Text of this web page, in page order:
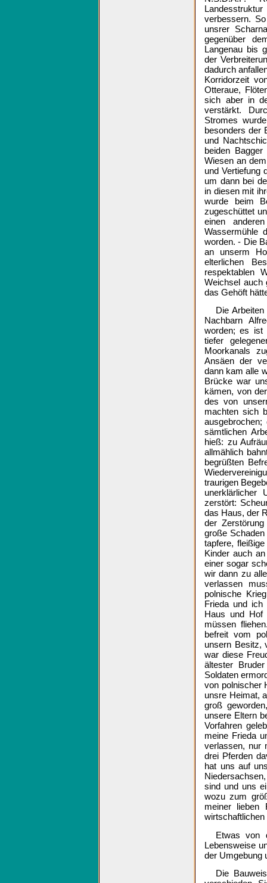
verbessern.
unsrer
gegenüber
Langenau bis
der
dadurch
Korridorzeit
Otteraue,
sich aber in
verstärkt.
Stromes
besonders der
und
beiden
Wiesen an
und Vertiefung
um dann bei
in diesen mit
wurde beim
zugeschüttet
einen
Wassermühle
worden. - Die
an unserm
elterlichen
respektablen
Weichsel auch
das Gehöft
Die
Nachbarn
worden; es ist
tiefer
Moorkanals
Ansäen der
dann kam alle
Brücke war
kämen, von
des von
machten sich
sämtlichen
hieß: zu
allmählich
begrüßten
traurigen
unerklärlicher
zerstört:
das Haus, der
der
große
tapfere,
Kinder auch
einer sogar
wir dann zu
verlassen
polnische
Frieda und
Haus und Hof
müssen
befreit vom
unsern Besitz,
war diese
ältester
Soldaten
von polnischer
unsre Heimat,
groß
unsere Eltern
Vorfahren
meine Frieda
verlassen, nur
drei Pferden
hat uns auf
sind und uns
wozu zum
meiner lieben
wirtschaftlichen
Etwas von
Lebensweise
der Umgebung
Die